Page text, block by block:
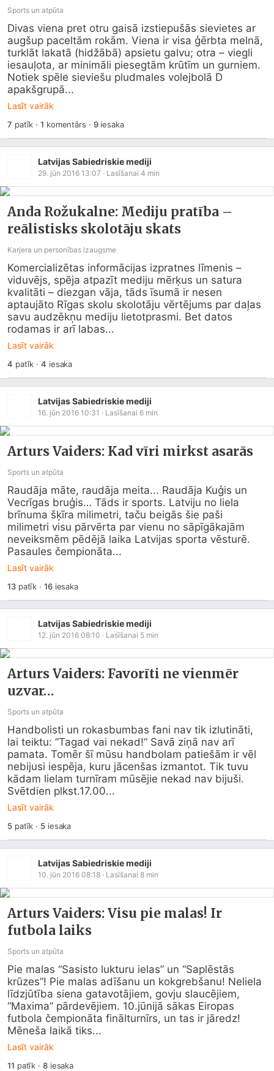
Sports un atpūta
Divas viena pret otru gaisā izstiepušās sievietes ar
augšup paceltām rokām. Viena ir visa ģērbta melnā,
turklāt lakatā (hidžābā) apsietu galvu; otra – viegli
iesauļota, ar minimāli piesegtām krūtīm un gurniem.
Notiek spēle sieviešu pludmales volejbolā D
apakšgrupā...
Lasīt vairāk
7 patīk ·1 komentārs · 9iesaka
Latvijas Sabiedriskie mediji
29. jūn 2016 13:07 · Lasīšanai 4 min
Anda Rožukalne: Mediju pratība –
reālistisks skolotāju skats
Karjera un personības izaugsme
Komercializētas informācijas izpratnes līmenis –
viduvējs, spēja atpazīt mediju mērķus un satura
kvalitāti – diezgan vāja, tāds īsumā ir nesen
aptaujāto Rīgas skolu skolotāju vērtējums par daļas
savu audzēkņu mediju lietotprasmi. Bet datos
rodamas ir arī labas...
Lasīt vairāk
4 patīk ·4 iesaka
Latvijas Sabiedriskie mediji
16. jūn 2016 10:31 · Lasīšanai 6 min
Arturs Vaiders: Kad vīri mirkst asarās
Sports un atpūta
Raudāja māte, raudāja meita... Raudāja Kuģis un
Vecrīgas bruģis… Tāds ir sports. Latviju no liela
brīnuma šķīra milimetri, taču beigās šie paši
milimetri visu pārvērta par vienu no sāpīgākajām
neveiksmēm pēdējā laika Latvijas sporta vēsturē.
Pasaules čempionāta...
Lasīt vairāk
13patīk · 16iesaka
Latvijas Sabiedriskie mediji
12. jūn 2016 08:10 · Lasīšanai 5 min
Arturs Vaiders: Favorīti ne vienmēr
uzvar…
Sports un atpūta
Handbolisti un rokasbumbas fani nav tik izlutināti,
lai teiktu: “Tagad vai nekad!” Savā ziņā nav arī
pamata. Tomēr šī mūsu handbolam patiešām ir vēl
nebijusi iespēja, kuru jācenšas izmantot. Tik tuvu
kādam lielam turnīram mūsējie nekad nav bijuši.
Svētdien plkst.17.00...
Lasīt vairāk
5patīk · 5iesaka
Latvijas Sabiedriskie mediji
10. jūn 2016 08:18 · Lasīšanai 8 min
Arturs Vaiders: Visu pie malas! Ir
futbola laiks
Sports un atpūta
Pie malas “Sasisto lukturu ielas” un “Saplēstās
krūzes”! Pie malas adīšanu un kokgrebšanu! Neliela
līdzjūtība siena gatavotājiem, govju slaucējiem,
“Maxima” pārdevējiem. 10.jūnijā sākas Eiropas
futbola čempionāta finālturnīrs, un tas ir jāredz!
Mēneša laikā tiks...
Lasīt vairāk
11 patīk · 8iesaka